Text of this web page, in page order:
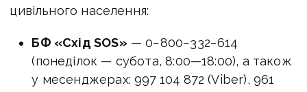
цивільного населення:
БФ «Схід SOS» — 0−800−332−614
(понеділок — субота,8:00—18:00), а також
у месенджерах: 997 104 872 (Viber), 961